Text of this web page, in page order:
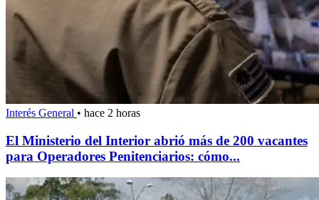
Interés General • hace 2 horas
El Ministerio del Interior abrió más de 200 vacantes
para Operadores Penitenciarios: cómo...